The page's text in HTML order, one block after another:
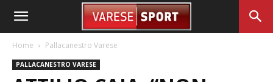
Home Pallacanestro Varese
PALLACANESTRO VARESE